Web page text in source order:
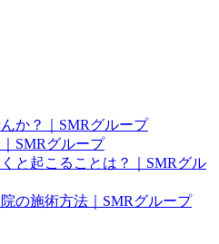
か？｜SMRグループ
SMRグループ
と起こることは？｜SMRグル
の施術方法｜SMRグループ